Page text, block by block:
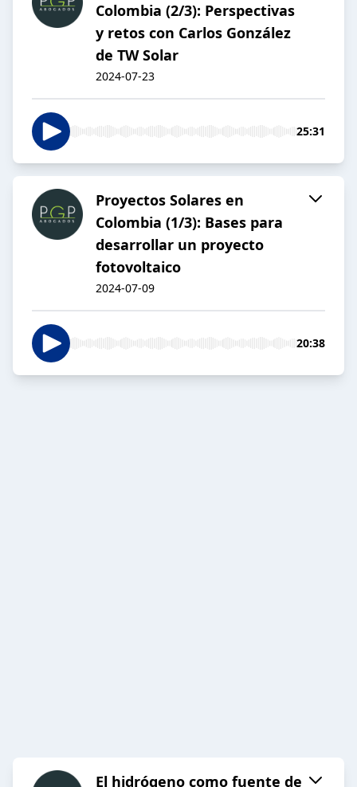
Colombia (2/3): Perspectivas
y retos con Carlos González
de TW Solar
2024-07-23
25:31
Proyectos Solares en
Colombia (1/3): Bases para
desarrollar un proyecto
fotovoltaico
2024-07-09
20:38
El hidrógeno como fuente de